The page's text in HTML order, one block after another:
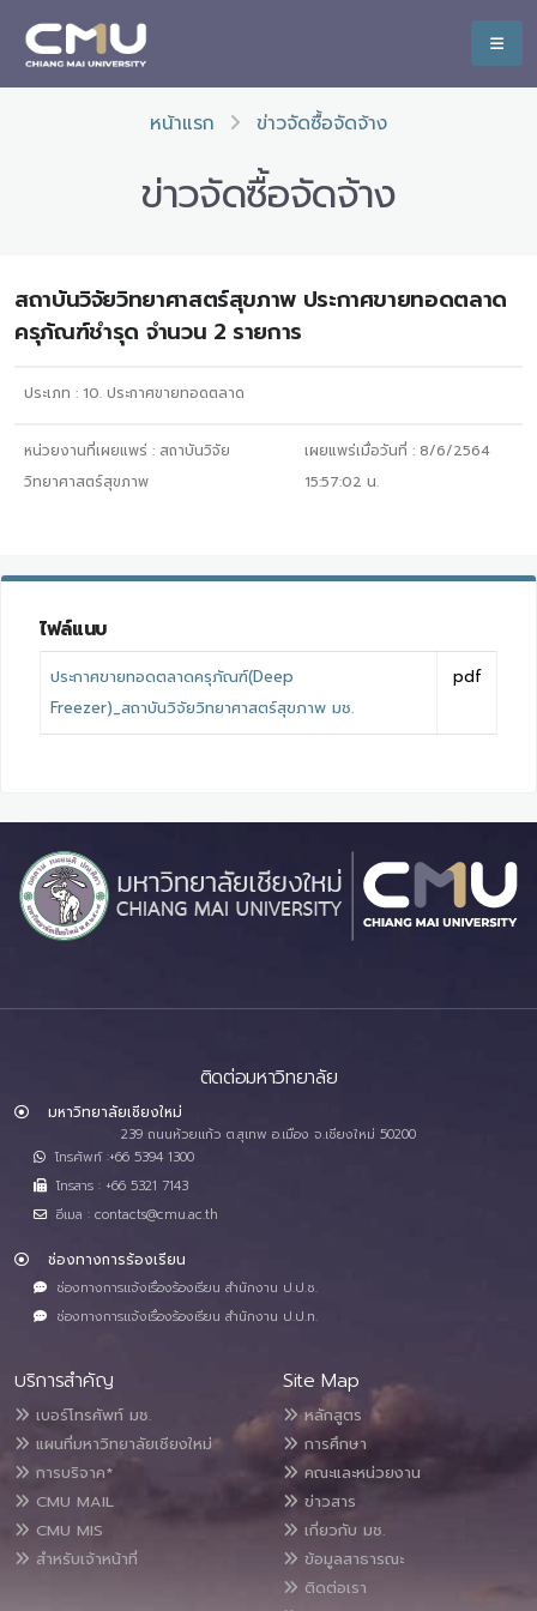
หน้าแรก ข่าวจัดซื้อจัดจ้าง
ข่าวจัดซื้อจัดจ้าง
สถาบันวิจัยวิทยาศาสตร์สุขภาพ ประกาศขายทอดตลาด
ครุภัณฑ์ชำรุด จำนวน 2 รายการ
ประเภท : 10. ประกาศขายทอดตลาด
หน่วยงานที่เผยแพร่ : สถาบันวิจัย
วิทยาศาสตร์สุขภาพ
เผยแพร่เมื่อวันที่ : 8/6/2564
15:57:02 น.
ไฟล์แนบ
ประกาศขายทอดตลาดครุภัณฑ์(Deep
Freezer)_สถาบันวิจัยวิทยาศาสตร์สุขภาพ มช.
pdf
ติดต่อมหาวิทยาลัย
มหาวิทยาลัยเชียงใหม่
239 ถนนห้วยแก้ว ต.สุเทพ อ.เมือง จ.เชียงใหม่ 50200
โทรศัพท์ :+66 5394 1300
โทรสาร : +66 5321 7143
อีเมล : contacts@cmu.ac.th
ช่องทางการร้องเรียน
ช่องทางการแจ้งเรื่องร้องเรียน สำนักงาน ป.ป.ช.
ช่องทางการแจ้งเรื่องร้องเรียน สำนักงาน ป.ป.ท.
บริการสำคัญ
เบอร์โทรศัพท์ มช.
แผนที่มหาวิทยาลัยเชียงใหม่
การบริจาค*
CMU MAIL
CMU MIS
สำหรับเจ้าหน้าที่
Site Map
หลักสูตร
การศึกษา
คณะและหน่วยงาน
ข่าวสาร
เกี่ยวกับ มช.
ข้อมูลสาธารณะ
ติดต่อเรา